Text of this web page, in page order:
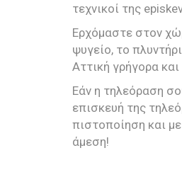
τεχνικοί της
Ερχόμαστε στον
ψυγείο, το
Αττική γρήγορα
Εάν η τηλεόραση
επισκευή της
πιστοποίηση και
άμεση!